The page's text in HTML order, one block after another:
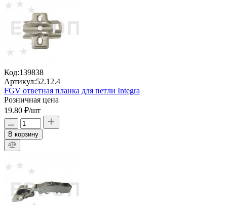
Код:139838
Артикул:52.12.4
FGV ответная планка для петли Integra
Розничная цена
19.80 ₽/шт
В корзину